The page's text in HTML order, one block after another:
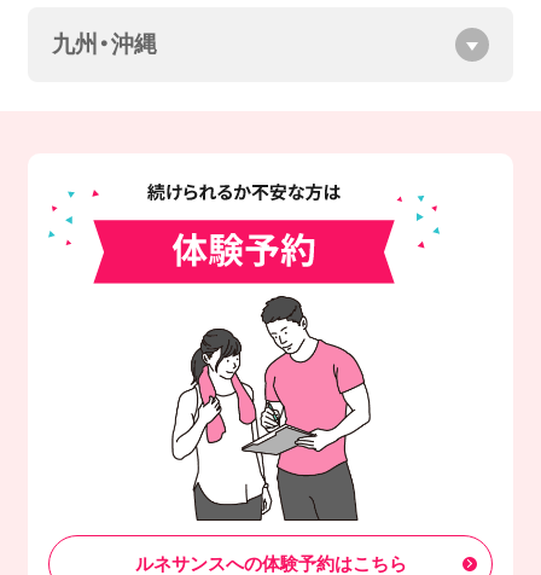
九州・沖縄
ルネサンスへの体験予約はこちら